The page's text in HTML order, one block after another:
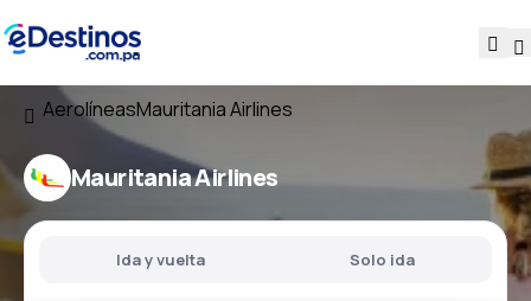
AerolíneasMauritania Airlines
Mauritania Airlines
Ida y vuelta Solo ida